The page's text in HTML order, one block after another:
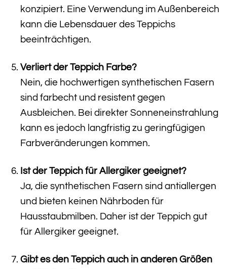
konzipiert. Eine Verwendung im Außenbereich
kann die Lebensdauer des Teppichs
beeinträchtigen.
Verliert der Teppich Farbe?
Nein, die hochwertigen synthetischen Fasern
sind farbecht und resistent gegen
Ausbleichen. Bei direkter Sonneneinstrahlung
kann es jedoch langfristig zu geringfügigen
Farbveränderungen kommen.
Ist der Teppich für Allergiker geeignet?
Ja, die synthetischen Fasern sind antiallergen
und bieten keinen Nährboden für
Hausstaubmilben. Daher ist der Teppich gut
für Allergiker geeignet.
Gibt es den Teppich auch in anderen Größen